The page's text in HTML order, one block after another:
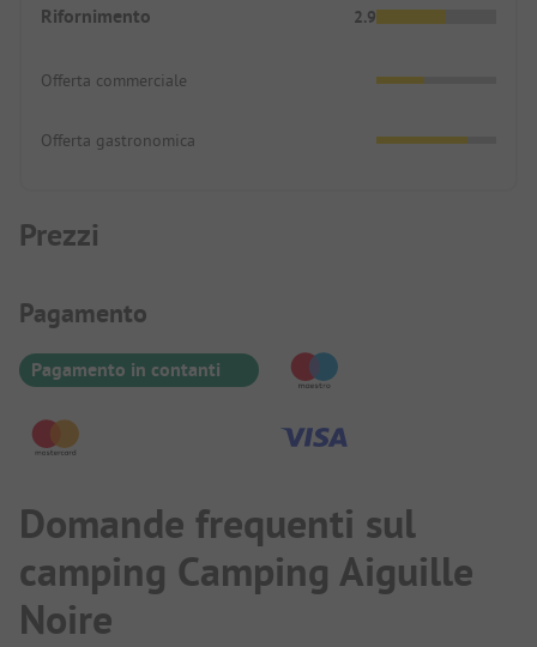
Rifornimento 2.9
Offerta commerciale
Offerta gastronomica
Prezzi
Informazioni sul pagamento
Pagamento
Pagamento in contanti
Domande frequenti sul
camping Camping Aiguille
Noire